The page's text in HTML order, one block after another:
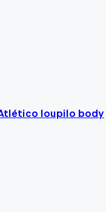
loupilo body